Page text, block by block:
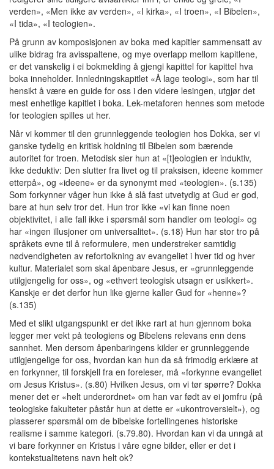
verden», «Men ikke av verden», «I kirka», «I troen», «I Bibelen»,
«I tida», «I teologien».
På grunn av komposisjonen av boka med kapitler sammensatt av
ulike bidrag fra avisspaltene, og mye overlapp mellom kapitlene,
er det vanskelig i ei bokmelding å gjengi kapittel for kapittel hva
boka inneholder. Innledningskapitlet «Å lage teologi», som har til
hensikt å være en guide for oss i den videre lesingen, utgjør det
mest enhetlige kapitlet i boka. Lek-metaforen hennes som metode
for teologien spilles ut her.
Når vi kommer til den grunnleggende teologien hos Dokka, ser vi
ganske tydelig en kritisk holdning til Bibelen som bærende
autoritet for troen. Metodisk sier hun at «[t]eologien er induktiv,
ikke deduktiv: Den slutter fra livet og til praksisen, ideene kommer
etterpå», og «ideene» er da synonymt med «teologien». (s.135)
Som forkynner våger hun ikke å slå fast utvetydig at Gud er god,
bare at hun selv tror det. Hun tror ikke «vi kan finne noen
objektivitet, i alle fall ikke i spørsmål som handler om teologi» og
har «ingen illusjoner om universalitet». (s.18) Hun har stor tro på
språkets evne til å reformulere, men understreker samtidig
nødvendigheten av refortolkning av evangeliet i hver tid og hver
kultur. Materialet som skal åpenbare Jesus, er «grunnleggende
utilgjengelig for oss», og «ethvert teologisk utsagn er usikkert».
Kanskje er det derfor hun like gjerne kaller Gud for «henne»?
(s.135)
Med et slikt utgangspunkt er det ikke rart at hun gjennom boka
legger mer vekt på teologiens og Bibelens relevans enn dens
sannhet. Men dersom åpenbaringens kilder er grunnleggende
utilgjengelige for oss, hvordan kan hun da så frimodig erklære at
en forkynner, til forskjell fra en foreleser, må «forkynne evangeliet
om Jesus Kristus». (s.80) Hvilken Jesus, om vi tør spørre? Dokka
mener det er «helt underordnet» om han var født av ei jomfru (på
teologiske fakulteter påstår hun at dette er «ukontroversielt»), og
plasserer spørsmål om de bibelske fortellingenes historiske
realisme i samme kategori. (s.79.80). Hvordan kan vi da unngå at
vi bare forkynner en Kristus i våre egne bilder, eller er det i
kontekstualitetens navn helt ok?